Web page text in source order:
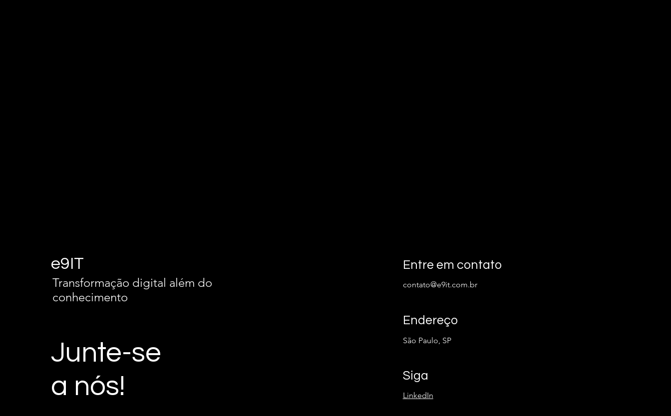
e9IT
Transformação digital além do
conhecimento
Junte-se
a nós!
Entre em contato
contato@e9it.com.br
Endereço
São Paulo, SP
Siga
LinkedIn